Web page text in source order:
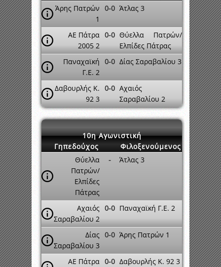
Άρης Πατρών
1
0-0 Άτλας 3
ΑΕ Πάτρα
2005 2
0-0 Θύελλα Πατρών/
Ελπίδες Πάτρας
Παναχαϊκή
Γ.Ε. 2
0-0 Δίας Σαραβαλίου 3
Δαβουρλής Κ.
92 3
0-0 Αχαιός
Σαραβαλίου 2
10η Αγωνιστική
Γηπεδούχος
Φιλοξενούμενος
Θύελλα
Πατρών/
Ελπίδες
Πάτρας
- Άτλας 3
Αχαιός
Σαραβαλίου 2
0-0 Παναχαϊκή Γ.Ε. 2
Δίας
Σαραβαλίου 3
0-0 Άρης Πατρών 1
ΑΕ Πάτρα 0-0 Δαβουρλής Κ. 92 3